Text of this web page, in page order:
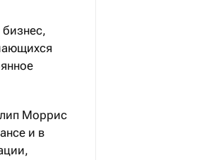
Моррис
и в